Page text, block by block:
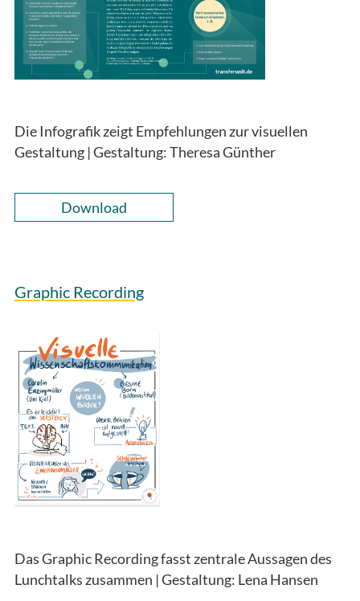
Die Infografik zeigt Empfehlungen zur visuellen
Gestaltung | Gestaltung: Theresa Günther
Download
Graphic Recording
Das Graphic Recording fasst zentrale Aussagen des
Lunchtalks zusammen | Gestaltung: Lena Hansen